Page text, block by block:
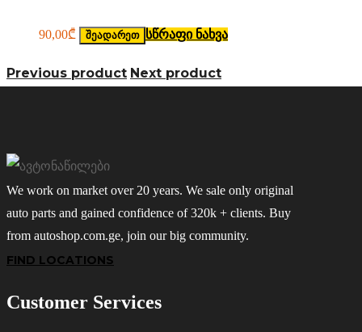
90,00₾ შეადარეთ სწრაფი ნახვა
Previous product Next product
We work on market over 20 years. We sale only original
auto parts and gained confidence of 320k + clients. Buy
from autoshop.com.ge, join our big community.
FIND LOCATIONS
Customer Services